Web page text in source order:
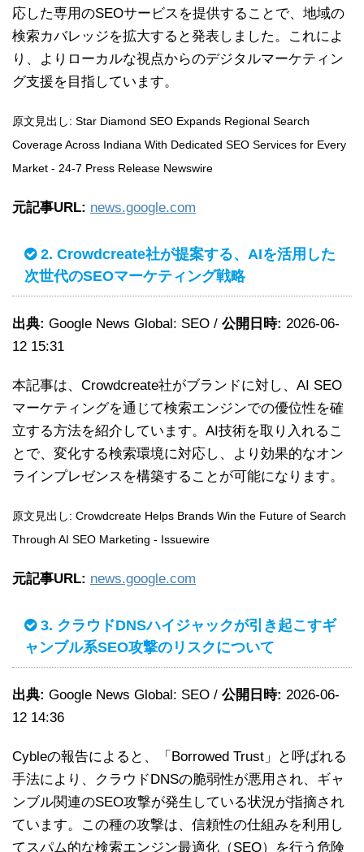
応した専用のSEOサービスを提供することで、地域の
検索カバレッジを拡大すると発表しました。これによ
り、よりローカルな視点からのデジタルマーケティン
グ支援を目指しています。
原文見出し: Star Diamond SEO Expands Regional Search
Coverage Across Indiana With Dedicated SEO Services for Every
Market - 24-7 Press Release Newswire
元記事URL: news.google.com
2. Crowdcreate社が提案する、AIを活用した
次世代のSEOマーケティング戦略
出典: Google News Global: SEO / 公開日時: 2026-06-
12 15:31
本記事は、Crowdcreate社がブランドに対し、AI SEO
マーケティングを通じて検索エンジンでの優位性を確
立する方法を紹介しています。AI技術を取り入れるこ
とで、変化する検索環境に対応し、より効果的なオン
ラインプレゼンスを構築することが可能になります。
原文見出し: Crowdcreate Helps Brands Win the Future of Search
Through AI SEO Marketing - Issuewire
元記事URL: news.google.com
3. クラウドDNSハイジャックが引き起こすギ
ャンブル系SEO攻撃のリスクについて
出典: Google News Global: SEO / 公開日時: 2026-06-
12 14:36
Cybleの報告によると、「Borrowed Trust」と呼ばれる
手法により、クラウドDNSの脆弱性が悪用され、ギャ
ンブル関連のSEO攻撃が発生している状況が指摘され
ています。この種の攻撃は、信頼性の仕組みを利用し
てスパム的な検索エンジン最適化（SEO）を行う危険